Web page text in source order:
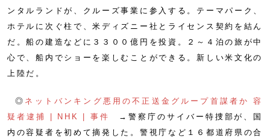
ンタルランドが、クルーズ事業に参入する。テーマパーク、
ホテルに次ぐ柱で、米ディズニー社とライセンス契約を結ん
だ。船の建造などに３３００億円を投資。２～４泊の旅が中
心で、船内でショーを楽しむことができる。新しい米文化の
上陸だ。
◎ ネットバンキング悪用の不正送金グループ首謀者か 容
疑者逮捕 | NHK | 事件
→警察庁のサイバー特捜部が、国
内の容疑者を初めて摘発した。警視庁など１６都道府県の合